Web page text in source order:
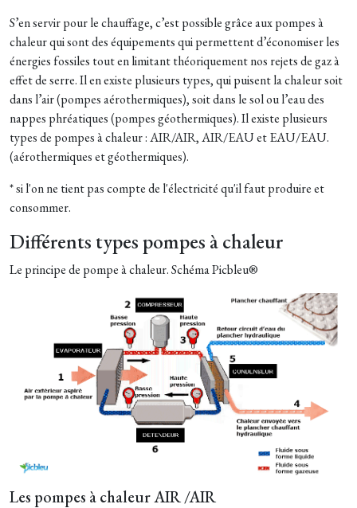
S’en servir pour le chauffage, c’est possible grâce aux pompes à
chaleur qui sont des équipements qui permettent d’économiser les
énergies fossiles tout en limitant théoriquement nos rejets de gaz à
effet de serre. Il en existe plusieurs types, qui puisent la chaleur soit
dans l’air (pompes aérothermiques), soit dans le sol ou l’eau des
nappes phréatiques (pompes géothermiques). Il existe plusieurs
types de pompes à chaleur : AIR/AIR, AIR/EAU et EAU/EAU.
(aérothermiques et géothermiques).
* si l'on ne tient pas compte de l'électricité qu'il faut produire et
consommer.
Différents types pompes à chaleur
Le principe de pompe à chaleur. Schéma Picbleu®
Les pompes à chaleur AIR /AIR